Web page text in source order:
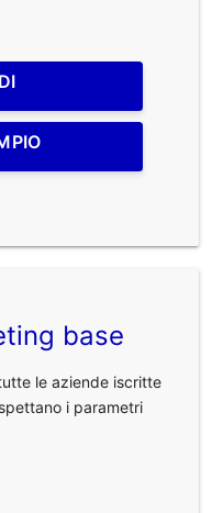
base
le aziende iscritte
i parametri